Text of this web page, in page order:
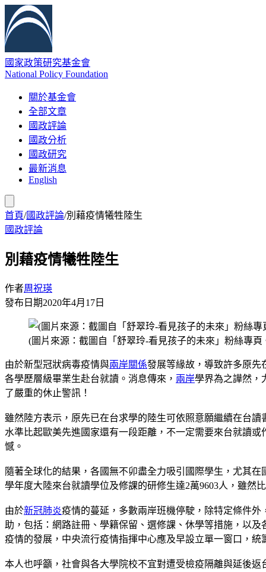
國家政策研究基金會
National Policy Foundation
關於基金會
全部文章
國政評論
國政分析
國政研究
最新消息
English
首頁/國政評論/別藉疫情犧牲陸生
國政評論
別藉疫情犧牲陸生
作者周祝瑛
發布日期2020年4月17日
(圖片來源：截圖自「舒翠玲-看見孩子的未來」粉絲專頁
由於新型冠狀病毒疫情與兩岸關係發展等緣故，導致許多原先
各學歷層級畢業生赴台就讀。消息傳來， 兩岸學界為之譁然，
了嚴重的休止警訊！
雖然陸方表示，原先已在台求學的陸生可依照意願繼續在台
水準比起歐美先進國家還有一段距離，不一定需要來台就讀
憾。
隨著全球化的結果，各國無不卯盡全力吸引國際學生，尤其在
學年度大陸來台就讀學位及修課的研修生達2萬9603人，雖然
由於新冠肺炎疫情的蔓延，多數兩岸班機停駛，除特定條件
助，包括：網路註冊、學籍保留、選修課、休學等措施，以
疫情的發展，中央流行疫情指揮中心應及早設立單一窗口，
本人也呼籲，社會與各大學院校不宜對遭受檢疫隔離與延後